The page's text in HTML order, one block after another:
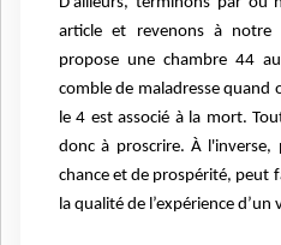
article et revenons à
propose une chambre 44
comble de maladresse quand
le 4 est associé à la mort.
donc à proscrire. À l'inverse,
chance et de prospérité, peut
la qualité de l’expérience d’un